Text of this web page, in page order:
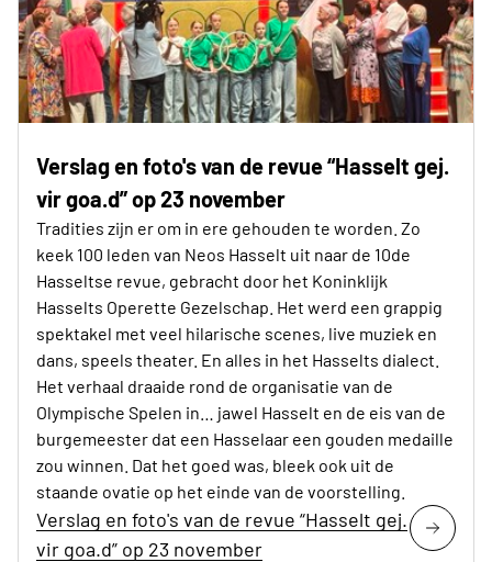
Verslag en foto's van de revue “Hasselt gej.
vir goa.d” op 23 november
Tradities zijn er om in ere gehouden te worden. Zo
keek 100 leden van Neos Hasselt uit naar de 10de
Hasseltse revue, gebracht door het Koninklijk
Hasselts Operette Gezelschap. Het werd een grappig
spektakel met veel hilarische scenes, live muziek en
dans, speels theater. En alles in het Hasselts dialect.
Het verhaal draaide rond de organisatie van de
Olympische Spelen in… jawel Hasselt en de eis van de
burgemeester dat een Hasselaar een gouden medaille
zou winnen. Dat het goed was, bleek ook uit de
staande ovatie op het einde van de voorstelling.
Verslag en foto's van de revue “Hasselt gej.
vir goa.d” op 23 november